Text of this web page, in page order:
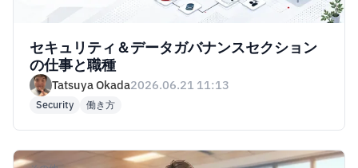
セキュリティ＆データガバナンスセクション
の仕事と職種
Tatsuya Okada2026.06.21 11:13
Security 働き方